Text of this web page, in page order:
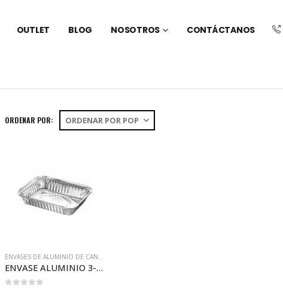
OUTLET BLOG NOSOTROS CONTÁCTANOS
ORDENAR POR:
ENVASES DE ALUMINIO DE CANTO ALTO
ENVASE ALUMINIO 3-4R CANTO ALTO (A043)